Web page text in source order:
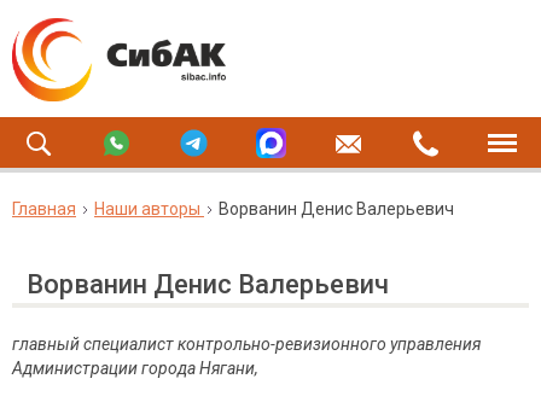
Главная Наши авторы Ворванин Денис Валерьевич
Ворванин Денис Валерьевич
главный специалист контрольно-ревизионного управления
Администрации города Нягани,